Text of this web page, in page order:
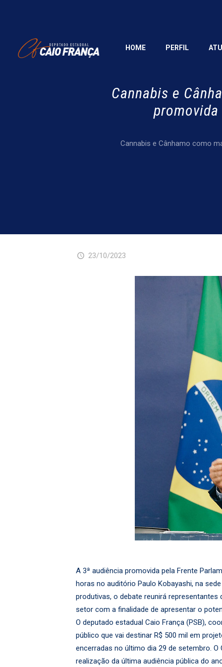
HOME PERFIL
Cannabis e
Cannabis e Cânhamo como
23/10/2023
A 3ª audiência promovida pela Frente
horas no auditório Paulo Kobayashi, na
produtivas, o debate reunirá representantes
setor com a finalidade de apresentar o
O deputado estadual Caio França (PSB),
público que vai destinar R$ 500 mil em
encerradas no último dia 29 de setembro.
realização da última audiência pública do